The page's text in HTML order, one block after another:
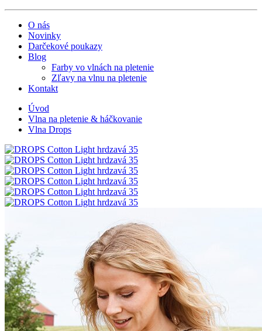
O nás
Novinky
Darčekové poukazy
Blog
Farby vo vlnách na pletenie
Zľavy na vlnu na pletenie
Kontakt
Úvod
Vlna na pletenie & háčkovanie
Vlna Drops